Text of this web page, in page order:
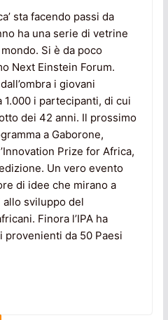
sta facendo passi da
ha una serie di vetrine
Si è da poco
Next Einstein Forum.
i giovani
i partecipanti, di cui
dei 42 anni. Il prossimo
a Gaborone,
Prize for Africa,
Un vero evento
di idee che mirano a
sviluppo del
Finora l’IPA ha
provenienti da 50 Paesi